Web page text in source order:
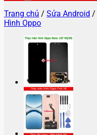
Trang chủ / Sửa Android /
Hình Oppo